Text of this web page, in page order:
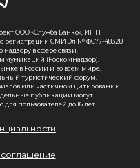
ООО «Служба Банко», ИНН
о регистрации СМИ Эл № ФС77-48328
в сфере связи,
(Роскомнадзор).
в России и во всем мире.
туристический форум.
или частичном цитировании
публикации могут
пользователей до 16 лет.
соглашение